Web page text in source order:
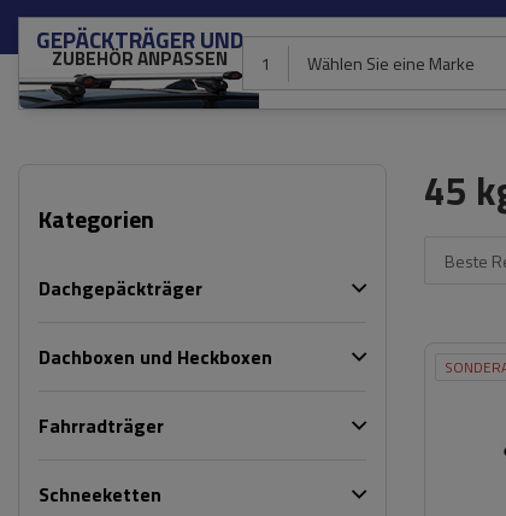
GEPÄCKTRÄGER UND
ZUBEHÖR ANPASSEN 1 Wählen Sie eine Marke
Kategorien
Dachgepäckträger
Dachboxen und Heckboxen
Fahrradträger
Schneeketten
45
Beste